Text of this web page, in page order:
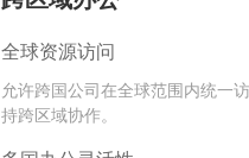
全球资源访问
允许跨国公司在全球范围内统一
持跨区域协作。